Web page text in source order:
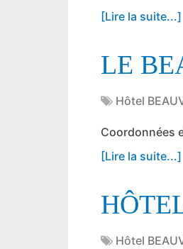
[Lire la suite...]
LE
Hôtel
Coordonnées
[Lire la suite...]
Hôtel